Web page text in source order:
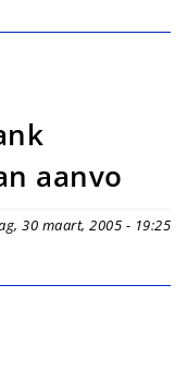
aanvo
30 maart, 2005 - 19:25